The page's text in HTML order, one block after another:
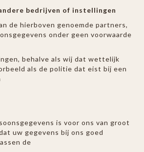
bedrijven of instellingen
de hierboven genoemde partners,
onder geen voorwaarde
behalve als wij dat wettelijk
als de politie dat eist bij een
is voor ons van groot
uw gegevens bij ons goed
de